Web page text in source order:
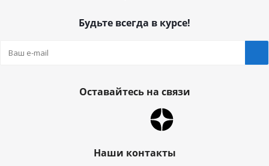
Будьте всегда в курсе!
Оставайтесь на связи
Наши контакты